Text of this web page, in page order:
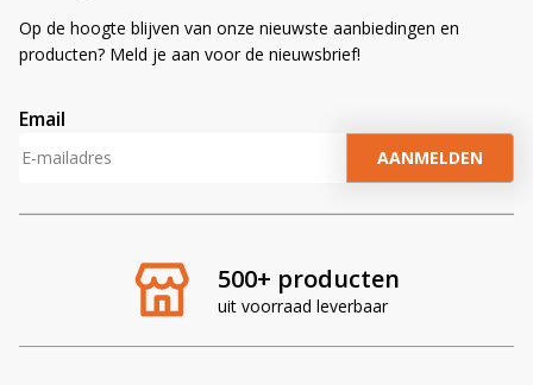
500+ producten
uit voorraad leverbaar
Op de hoogte blijven van onze nieuwste aanbiedingen en
producten? Meld je aan voor de nieuwsbrief!
Email
A
t